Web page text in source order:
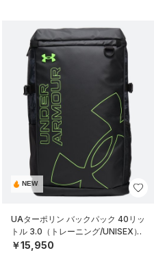
NEW
UAターポリン バックパック 40リッ
トル 3.0（トレーニング/UNISEX）
￥15,950